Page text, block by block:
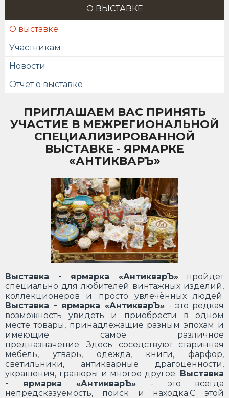
О ВЫСТАВКЕ
О выставке
Участникам
Новости
Отчет о выставке
ПРИГЛАШАЕМ ВАС ПРИНЯТЬ
УЧАСТИЕ В МЕЖРЕГИОНАЛЬНОЙ
СПЕЦИАЛИЗИРОВАННОЙ
ВЫСТАВКЕ - ЯРМАРКЕ
«АНТИКВАРЪ»
Выставка - ярмарка «АнтикварЪ»пройдет
специально для любителей винтажных изделий,
коллекционеров и просто увлечённых людей.
Выставка - ярмарка «АнтикварЪ»- это редкая
возможность увидеть и приобрести в одном
месте товары, принадлежащие разным эпохам и
имеющие самое различное
предназначение. Здесь соседствуют старинная
мебель, утварь, одежда, книги, фарфор,
светильники, антикварные драгоценности,
украшения, гравюры и многое другое. Выставка
- ярмарка «АнтикварЪ» - это всегда
непредсказуемость, поиск и находка.С этой